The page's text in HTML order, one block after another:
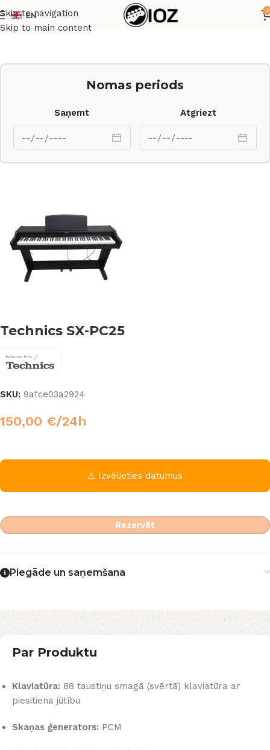
Skip to navigation
Skip to main content
EN
0
Sākums Taustiņinstrumenti
Nomas periods
Saņemt Atgriezt
Technics SX-PC25
SKU: 9afce03a2924
150,00 €/24h
⚠ Izvēlieties datumus
Rezervēt
Piegāde un saņemšana
Par Produktu
Klaviatūra: 88 taustiņu smagā (svērtā) klaviatūra ar
piesitiena jūtību
Skaņas ģenerators: PCM